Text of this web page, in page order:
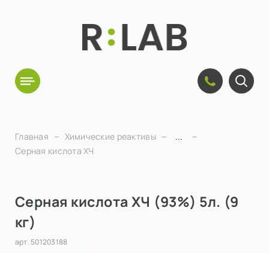
Главная Химические реактивы
...
Серная кислота ХЧ
Серная кислота ХЧ (93%) 5л. (9
кг)
арт. 501203188